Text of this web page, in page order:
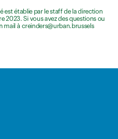
est établie par le staff de la direction
2023. Si vous avez des questions ou
mail à creinders@urban.brussels